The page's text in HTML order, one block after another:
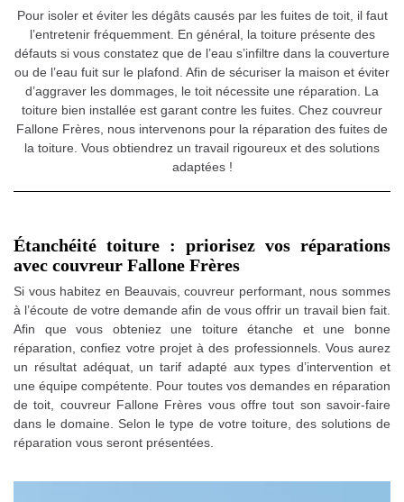
Pour isoler et éviter les dégâts causés par les fuites de toit, il faut
l’entretenir fréquemment. En général, la toiture présente des
défauts si vous constatez que de l’eau s’infiltre dans la couverture
ou de l’eau fuit sur le plafond. Afin de sécuriser la maison et éviter
d’aggraver les dommages, le toit nécessite une réparation. La
toiture bien installée est garant contre les fuites. Chez couvreur
Fallone Frères, nous intervenons pour la réparation des fuites de
la toiture. Vous obtiendrez un travail rigoureux et des solutions
adaptées !
Étanchéité toiture : priorisez vos réparations
avec couvreur Fallone Frères
Si vous habitez en Beauvais, couvreur performant, nous sommes
à l’écoute de votre demande afin de vous offrir un travail bien fait.
Afin que vous obteniez une toiture étanche et une bonne
réparation, confiez votre projet à des professionnels. Vous aurez
un résultat adéquat, un tarif adapté aux types d’intervention et
une équipe compétente. Pour toutes vos demandes en réparation
de toit, couvreur Fallone Frères vous offre tout son savoir-faire
dans le domaine. Selon le type de votre toiture, des solutions de
réparation vous seront présentées.